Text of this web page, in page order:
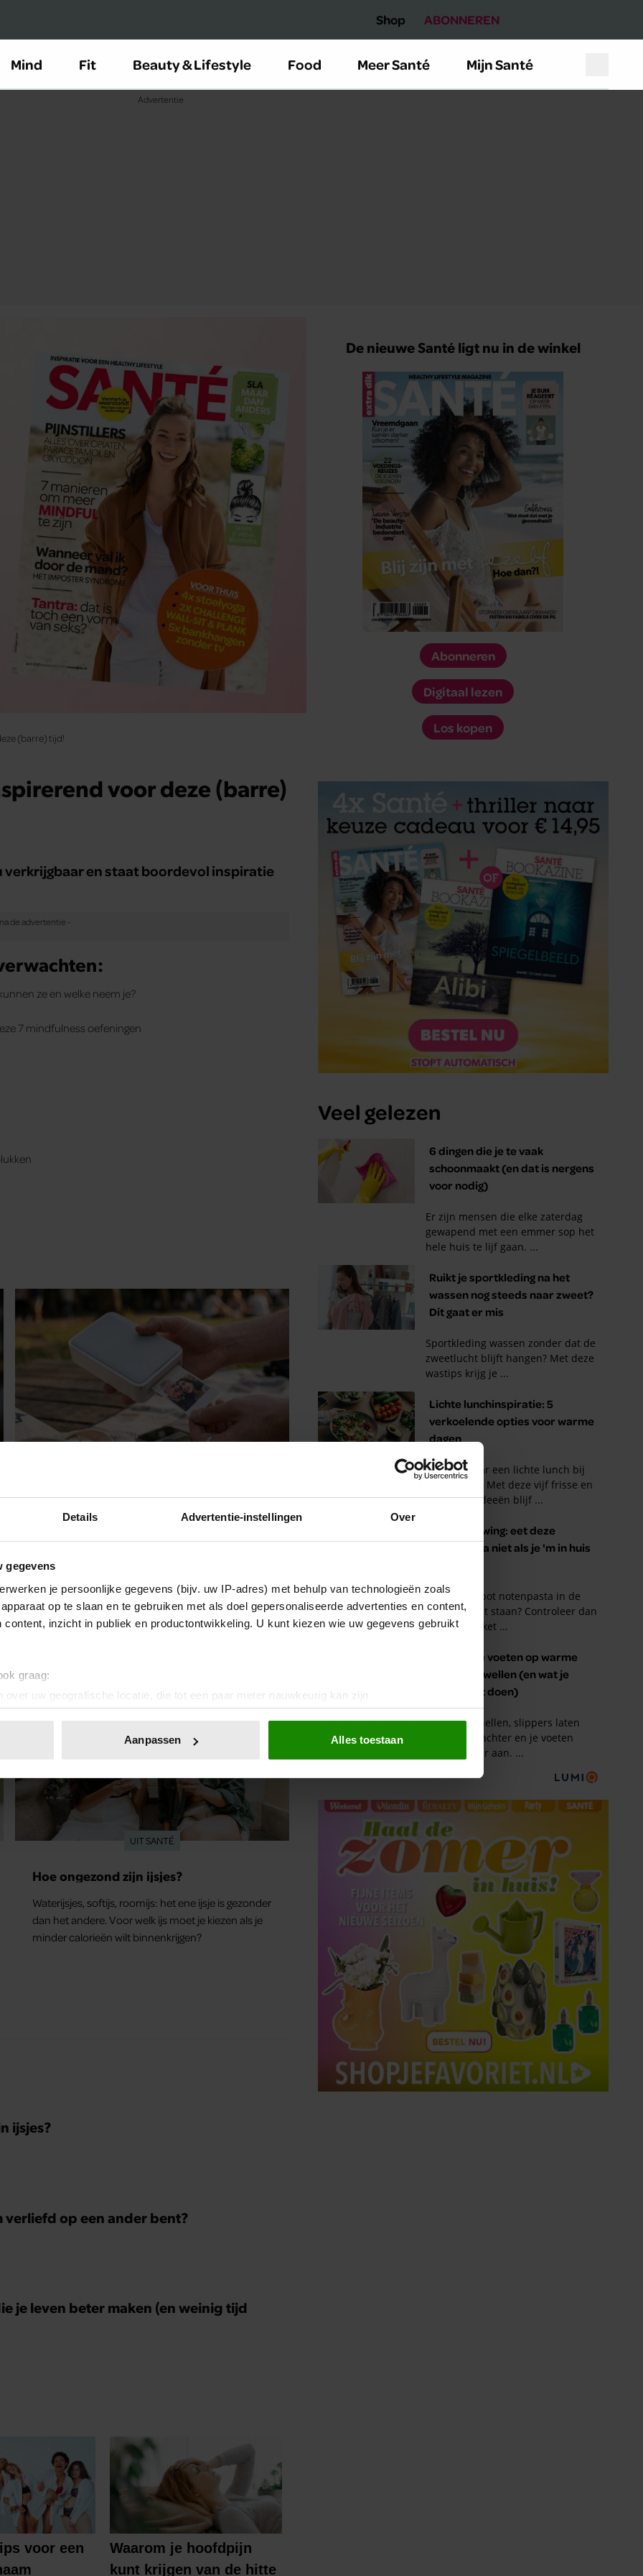
Details Advertentie-instellingen Over
gegevens
je persoonlijke gegevens (bijv. uw IP-adres) met behulp van technologieën zoals
op te slaan en te gebruiken met als doel gepersonaliseerde advertenties en content,
content, inzicht in publiek en productontwikkeling. U kunt kiezen wie uw gegevens gebruikt
graag:
over uw geografische locatie, die tot een paar meter nauwkeurig kan zijn
door het actief te scannen op specifieke eigenschappen (fingerprinting)
of intrekken in de Cookieverklaring.
en advertenties te personaliseren, om functies voor social media te bieden en om ons
Ook delen we informatie over uw gebruik van onze site met onze partners voor social
Deze partners kunnen deze gegevens combineren met andere informatie die u aan ze heeft
op basis van uw gebruik van hun services. U gaat akkoord met onze cookies als u
Aanpassen Alles toestaan
Shop ABONNEREN
Mind Fit Beauty & Lifestyle Food Meer Santé Mijn Santé
(barre) tijd!
voor deze (barre)
verkrijgbaar en staat boordevol inspiratie
ze en welke neem je?
7 mindfulness oefeningen
heb je je favoriete foto’s binnen één
Staat jouw telefoon ook vol met vakantiefoto’s,
gezellige momenten met vriendinnen en andere
Met deze mini fotoprinter van Action geef je ze
eindelijk een plekje buiten je camerarol. En het
leuke: binnen één minuut heb je jouw foto al in
UIT SANTÉ
Hoe ongezond zijn ijsjes?
Waterijsjes, softijs, roomijs: het ene ijsje is gezonder
dan het andere. Voor welk ijs moet je kiezen als je
minder calorieën wilt binnenkrijgen?
ijsjes?
verliefd op een ander bent?
je leven beter maken (en weinig tijd
De nieuwe Santé ligt nu in de winkel
Abonneren
Digitaal lezen
Los kopen